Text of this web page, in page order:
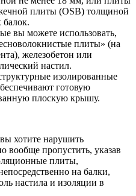
плиты (OSB) толщиной
вы можете использовать,
плиты» (на
железобетон или
настил.
изолированные
готовую
плоскую крышу.
хотите нарушить
вообще пропустить, указав
плиты,
на балки,
настила и изоляции в